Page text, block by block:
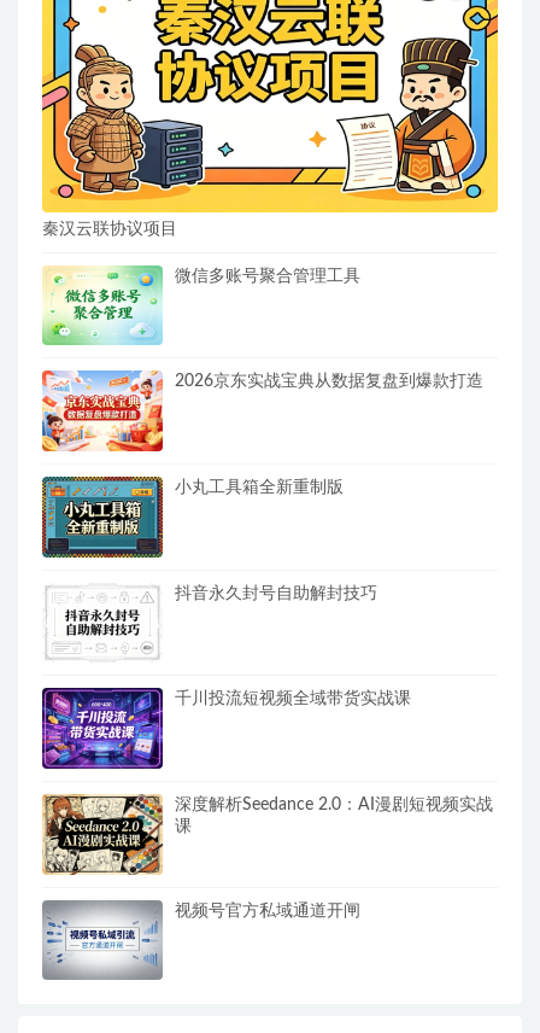
秦汉云联协议项目
微信多账号聚合管理工具
2026京东实战宝典从数据复盘到爆款打造
小丸工具箱全新重制版
抖音永久封号自助解封技巧
千川投流短视频全域带货实战课
深度解析Seedance 2.0：AI漫剧短视频实战
课
视频号官方私域通道开闸